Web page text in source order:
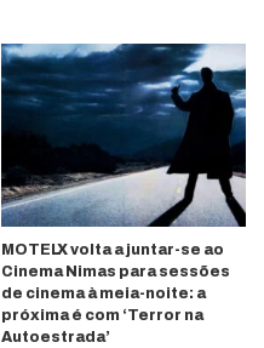
MOTELX volta a juntar-se ao
Cinema Nimas para sessões
de cinema à meia-noite: a
próxima é com ‘Terror na
Autoestrada’